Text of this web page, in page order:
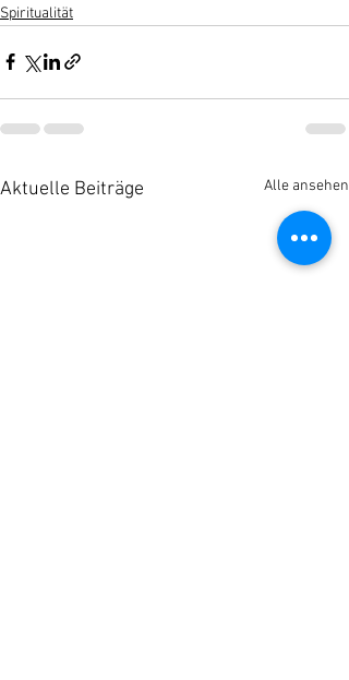
Spiritualität
Aktuelle Beiträge Alle ansehen